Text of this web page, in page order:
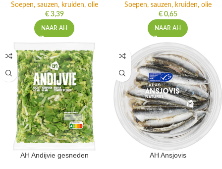
Soepen, sauzen, kruiden, olie
€3,39
NAAR AH
Soepen, sauzen, kruiden, olie
€0,65
NAAR AH
AH Andijvie gesneden AH Ansjovis